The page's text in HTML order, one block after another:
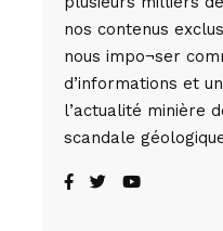
nos contenus
nous impo¬ser
d’informations et
l’actualité minière
scandale